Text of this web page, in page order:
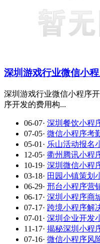
深圳游戏行业微信小
深圳游戏行业微信小程序
序开发的费用构...
06-07· 深圳餐饮小程
07-05· 微信小程序考
05-01 · 乐山活动报名
12-05· 衢州腾讯小程
10-19· 深圳微信小程
03-18· 田园小镇策划
06-29· 邢台小程序营
06-17· 深圳小程序商
07-17· 跨境小程序解
07-01 · 深圳企业开发
11-17· 揭秘深圳小程
07-16· 微信小程序风